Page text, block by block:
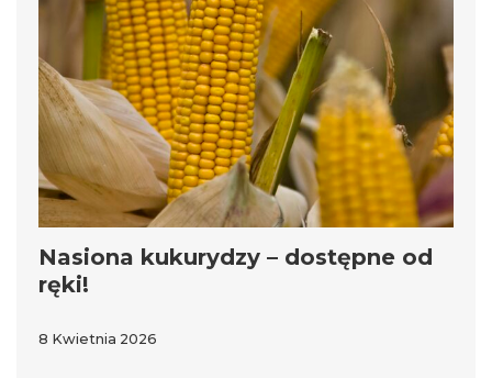
Nasiona kukurydzy – dostępne od
ręki!
8 Kwietnia 2026